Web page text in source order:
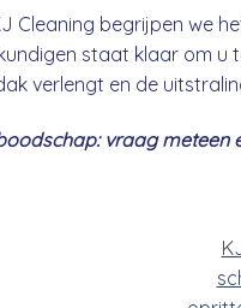
Cleaning begrijpen we
staat klaar om u
verlengt en de
vraag meteen